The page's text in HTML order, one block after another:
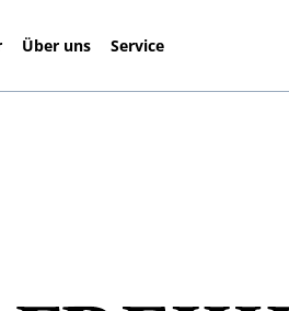
Über uns Service